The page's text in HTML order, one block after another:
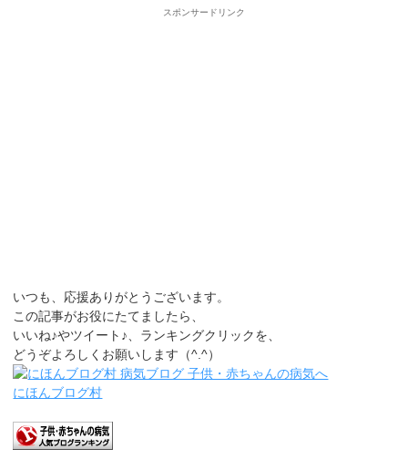
スポンサードリンク
いつも、応援ありがとうございます。
この記事がお役にたてましたら、
いいね♪やツイート♪、ランキングクリックを、
どうぞよろしくお願いします（^.^）
にほんブログ村